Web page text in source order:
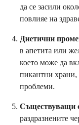
да се засили
повлияе на
Диетични
в апетита или
което може да
пикантни храни,
проблеми.
Съществуващи
раздразнените